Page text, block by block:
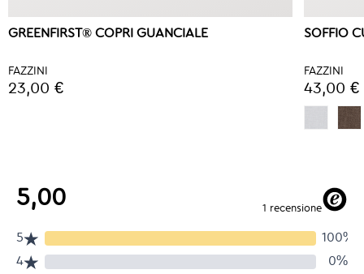
GREENFIRST® COPRI GUANCIALE
FAZZINI
23,00 €
SOFFIO
FAZZINI
43,00 €